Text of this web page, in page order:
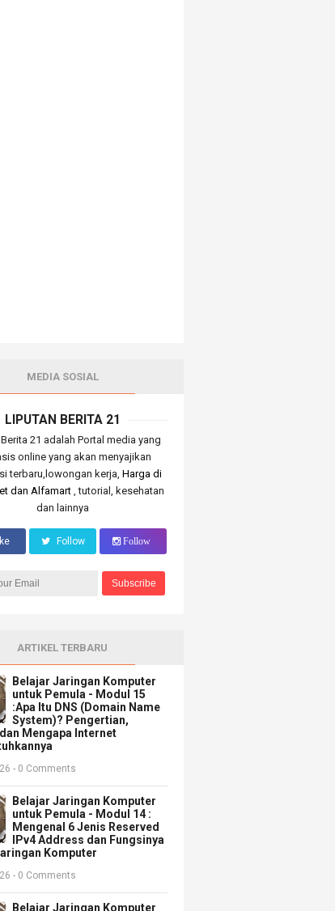
MEDIA SOSIAL
LIPUTAN BERITA 21
21 adalah Portal media yang
online yang akan menyajikan
terbaru,lowongan kerja,Harga di
dan Alfamart , tutorial, kesehatan
dan lainnya
Follow Follow
ARTIKEL TERBARU
Belajar Jaringan Komputer
untuk Pemula - Modul 15
:Apa Itu DNS (Domain Name
System)? Pengertian,
Mengapa Internet
- 0 Comments
Belajar Jaringan Komputer
untuk Pemula - Modul 14 :
Mengenal 6 Jenis Reserved
IPv4 Address dan Fungsinya
Komputer
- 0 Comments
Belajar Jaringan Komputer